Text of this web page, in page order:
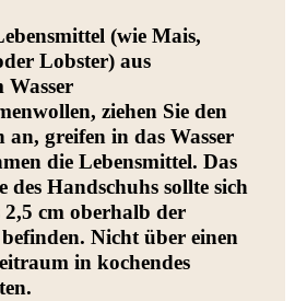
(wie Mais,
Lobster) aus
Wasser
ziehen Sie den
an, greifen in das Wasser
die Lebensmittel. Das
des Handschuhs sollte sich
2,5 cm oberhalb der
Nicht über einen
in kochendes